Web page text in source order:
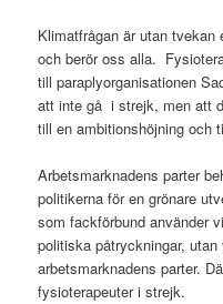
Klimatfrågan är utan
och berör oss alla.
till paraplyorganisationen
att inte gå i strejk, men att
till en ambitionshöjning och
Arbetsmarknadens parter
politikerna för en grönare
som fackförbund använder
politiska påtryckningar,
arbetsmarknadens parter.
fysioterapeuter i strejk.